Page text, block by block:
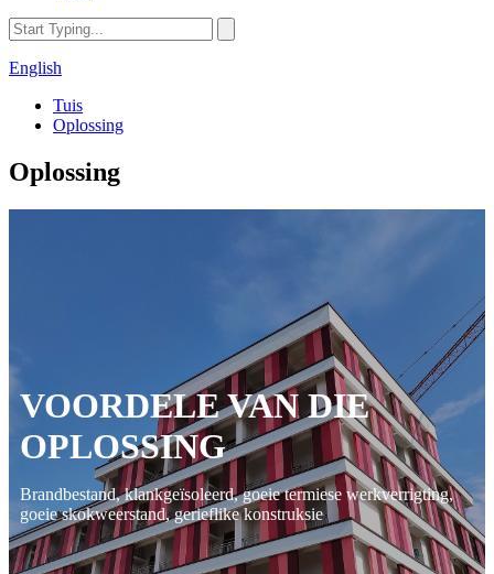
English
Tuis
Oplossing
Oplossing
VOORDELE VAN DIE
OPLOSSING
Brandbestand, klankgeïsoleerd, goeie termiese werkverrigting,
goeie skokweerstand, gerieflike konstruksie